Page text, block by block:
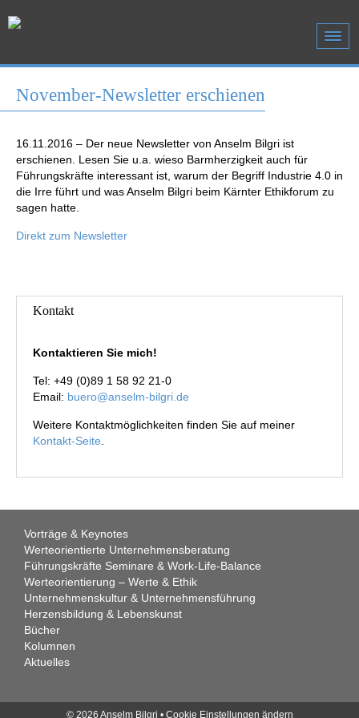
November-Newsletter erschienen
16.11.2016 – Der neue Newsletter von Anselm Bilgri ist
erschienen. Lesen Sie u.a. wieso Barmherzigkeit auch für
Führungskräfte interessant ist, warum der Begriff Industrie 4.0 in
die Irre führt und was Anselm Bilgri beim Kärnter Ethikforum zu
sagen hatte.
Direkt zum Newsletter
Kontakt
Kontaktieren Sie mich!
Tel: +49 (0)89 1 58 92 21-0
Email: buero@anselm-bilgri.de
Weitere Kontaktmöglichkeiten finden Sie auf meiner
Kontakt-Seite
Vorträge & Keynotes
Werteorientierte Unternehmensberatung
Führungskräfte Seminare & Work-Life-Balance
Werteorientierung – Werte & Ethik
Unternehmenskultur & Unternehmensführung
Herzensbildung & Lebenskunst
Bücher
Kolumnen
Aktuelles
© 2026 Anselm Bilgri • Cookie Einstellungen ändern